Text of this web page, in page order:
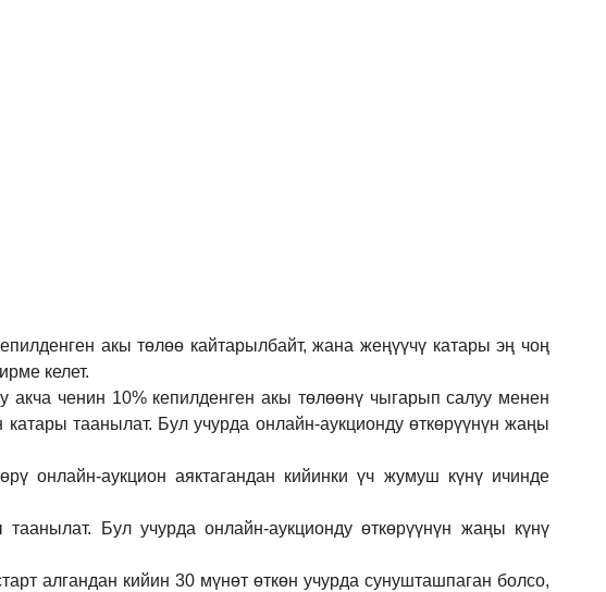
акы төлөө кайтарылбайт, жана жеңүүчү катары эң чоң
келет.
акча ченин 10% кепилденген акы төлөөнү чыгарып салуу менен
таанылат. Бул учурда онлайн-аукционду өткөрүүнүн жаңы
онлайн-аукцион аяктагандан кийинки үч жумуш күнү ичинде
таанылат.
Бул учурда онлайн-аукционду өткөрүүнүн жаңы күнү
алгандан кийин 30 мүнөт өткөн учурда сунушташпаган болсо,